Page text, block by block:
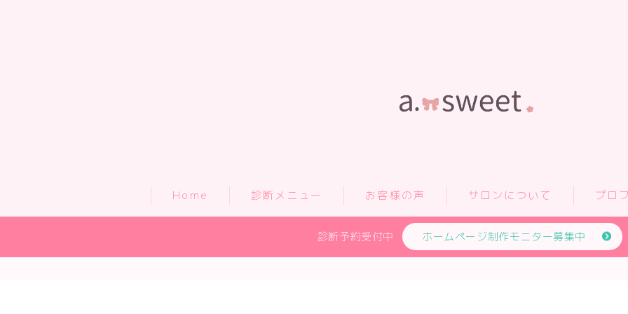
Home 診断メニュー お客様の声 サロンについて プロ
診断予約受付中 ホームページ制作モニター募集中